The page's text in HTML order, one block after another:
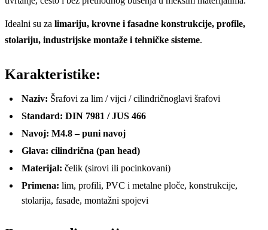
Idealni su za limariju, krovne i fasadne konstrukcije, profile,
stolariju, industrijske montaže i tehničke sisteme.
Karakteristike:
Naziv: Šrafovi za lim / vijci / cilindričnoglavi šrafovi
Standard: DIN 7981 / JUS 466
Navoj: M4.8 – puni navoj
Glava: cilindrična (pan head)
Materijal: čelik (sirovi ili pocinkovani)
Primena: lim, profili, PVC i metalne ploče, konstrukcije,
stolarija, fasade, montažni spojevi